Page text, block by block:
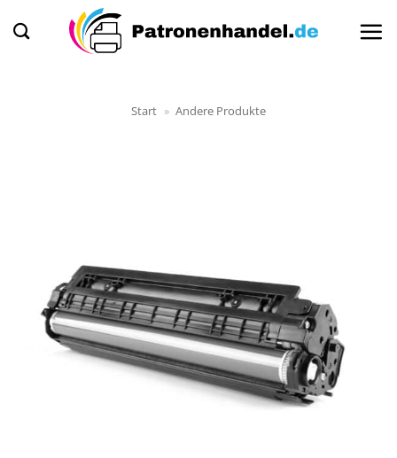
Inhalt
Start » Andere Produkte